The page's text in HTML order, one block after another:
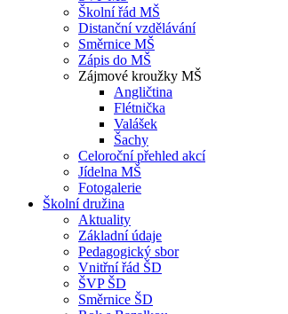
Školní řád MŠ
Distanční vzdělávání
Směrnice MŠ
Zápis do MŠ
Zájmové kroužky MŠ
Angličtina
Flétnička
Valášek
Šachy
Celoroční přehled akcí
Jídelna MŠ
Fotogalerie
Školní družina
Aktuality
Základní údaje
Pedagogický sbor
Vnitřní řád ŠD
ŠVP ŠD
Směrnice ŠD